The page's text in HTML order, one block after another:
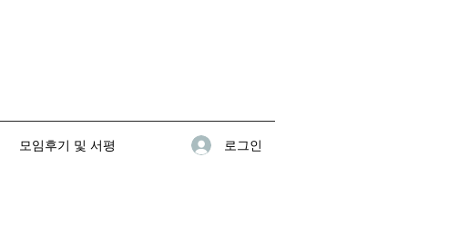
모임후기 및 서평 로그인